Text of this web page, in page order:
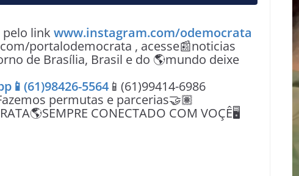
pelo link www.instagram.com/odemocrata
portalodemocrata , acesse📰noticias
de Brasília, Brasil e do 🌎mundo deixe
5564 📱(61)99414-6986
permutas e parcerias🤝🏽
CONECTADO COM VOÇÊ🖥️